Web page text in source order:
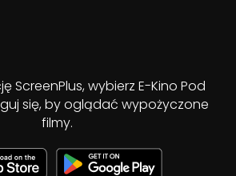
ScreenPlus, wybierz E-Kino Pod
się, by oglądać wypożyczone
filmy.